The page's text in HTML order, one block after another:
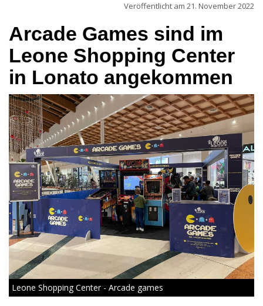
Veröffentlicht am 21. November 2022
Arcade Games sind im
Leone Shopping Center
in Lonato angekommen
Leone Shopping Center - Arcade games